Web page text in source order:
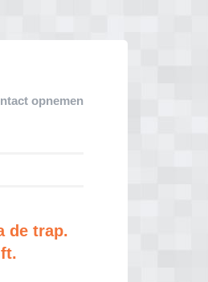
opnemen
de trap.